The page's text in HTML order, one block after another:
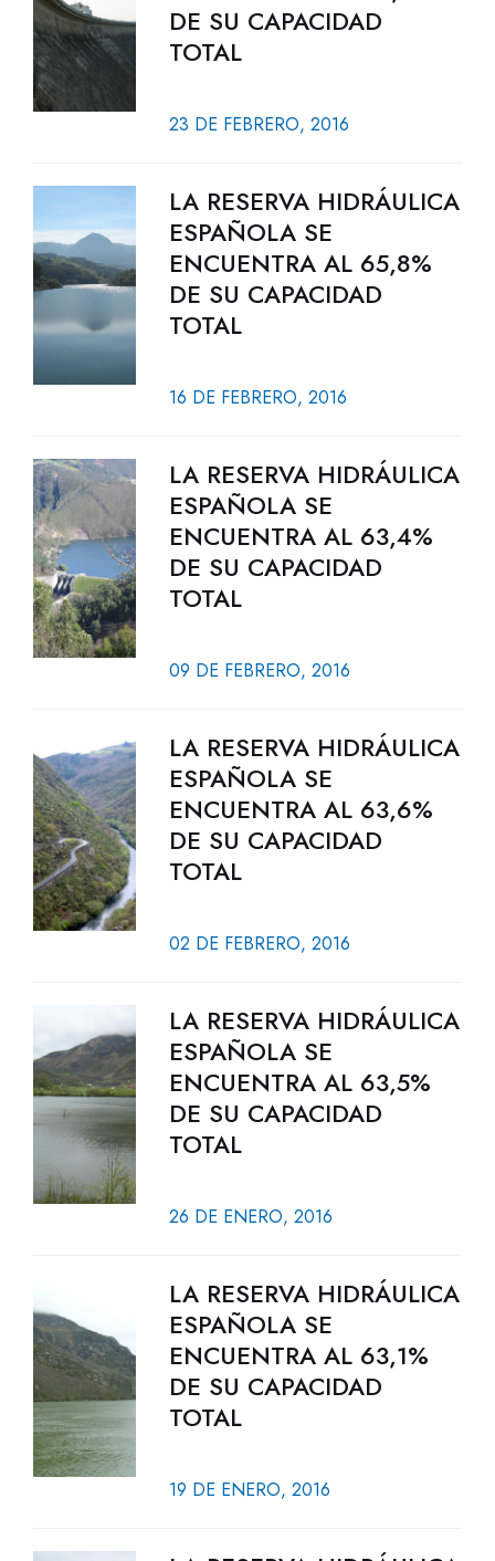
DE SU CAPACIDAD
TOTAL
23 DE FEBRERO, 2016
LA RESERVA HIDRÁULICA
ESPAÑOLA SE
ENCUENTRA AL 65,8%
DE SU CAPACIDAD
TOTAL
16 DE FEBRERO, 2016
LA RESERVA HIDRÁULICA
ESPAÑOLA SE
ENCUENTRA AL 63,4%
DE SU CAPACIDAD
TOTAL
09 DE FEBRERO, 2016
LA RESERVA HIDRÁULICA
ESPAÑOLA SE
ENCUENTRA AL 63,6%
DE SU CAPACIDAD
TOTAL
02 DE FEBRERO, 2016
LA RESERVA HIDRÁULICA
ESPAÑOLA SE
ENCUENTRA AL 63,5%
DE SU CAPACIDAD
TOTAL
26 DE ENERO, 2016
LA RESERVA HIDRÁULICA
ESPAÑOLA SE
ENCUENTRA AL 63,1%
DE SU CAPACIDAD
TOTAL
19 DE ENERO, 2016